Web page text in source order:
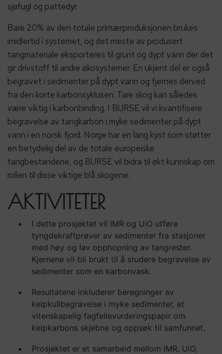
sjøfugl og pattedyr.
Bare 20% av den totale primærproduksjonen brukes
imidlertid i systemet, og det meste av produsert
tangmateriale eksporteres til grunt og dypt vann der det
gir drivstoff til andre økosystemer. En ukjent del er også
begravet i sedimenter på dypt vann og fjernes derved
fra den korte karbonsyklusen. Tare skog kan således
være viktig i karbonbinding. I BURSE vil vi kvantifisere
begravelse av tangkarbon i myke sedimenter på dypt
vann i en norsk fjord. Norge har en lang kyst som støtter
en betydelig del av de totale europeiske
tangbestandene, og BURSE vil bidra til økt kunnskap om
rollen til disse viktige blå skogene.
AKTIVITETER
I dette prosjektet vil IMR og UiO utføre
tyngdekraftprøver av sedimenter fra stasjoner
med høy og lav opphopning av tangrester.
Kjernene vil bli brukt til å studere begravelse av
sedimenter som en karbonvask.
Resultatene inkluderer beregninger av
kelpkullbegravelse i myke sedimenter, et
vitenskapelig fagfellevurderingspapir om
kelpkarbons skjebne og oppsøk til samfunnet.
Prosjektet er et samarbeid mellom IMR, UiO,